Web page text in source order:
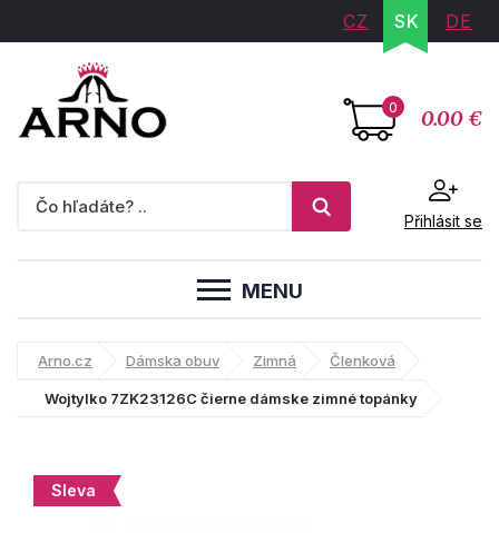
CZ SK DE
0 0.00 €
Přihlásit se
MENU
Arno.cz Dámska obuv Zimná Členková
Wojtylko 7ZK23126C čierne dámske zimné topánky
Sleva